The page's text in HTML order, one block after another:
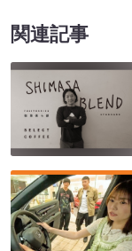
関連記事